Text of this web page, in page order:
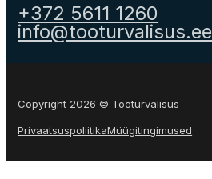
+372 5611 1260
info@tooturvalisus.ee
Copyright 2026 © Tööturvalisus
PrivaatsuspoliitikaMüügitingimused